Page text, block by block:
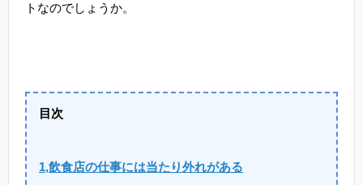
トなのでしょうか。
目次
1,飲食店の仕事には当たり外れがある